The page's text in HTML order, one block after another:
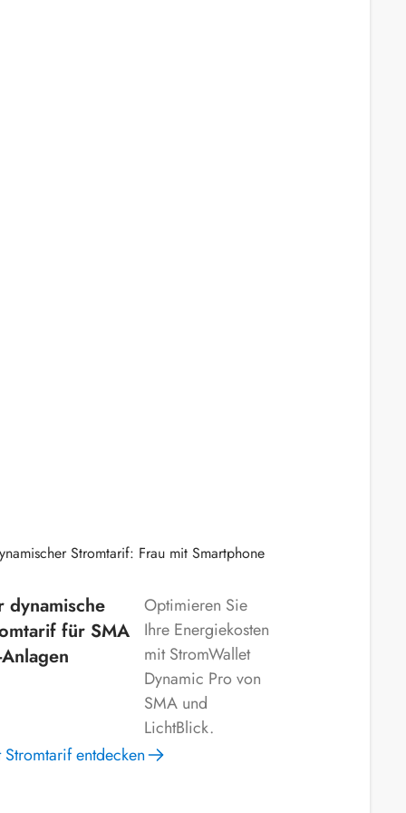
dynamische
für SMA
Optimieren Sie
Ihre Energiekosten
mit StromWallet
Dynamic Pro von
SMA und
LichtBlick.
Stromtarif entdecken